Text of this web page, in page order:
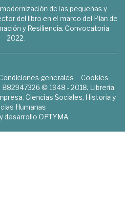
de las pequeñas y
del libro en el marco del Plan de
y Resiliencia. Convocatoria
2022.
generales
Cookies
B82947326 © 1948 - 2018. Librería
Ciencias Sociales, Historia y
Humanas
desarrollo OPTYMA